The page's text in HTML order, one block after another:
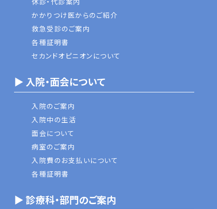
かかりつけ医からのご紹介
救急受診のご案内
各種証明書
セカンドオピニオンについて
▶ 入院・面会について
入院のご案内
入院中の生活
面会について
病室のご案内
入院費のお支払いについて
各種証明書
▶ 診療科・部門のご案内